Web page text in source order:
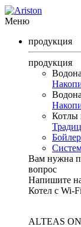
Меню
продукция
продукция
Котлы
Вам нужна
вопрос
Напишите
Котел с Wi-Fi
ALTEAS